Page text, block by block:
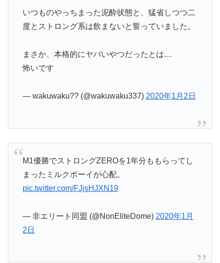
いつものやっちまった泥酔状態と、猛省しつつ二
度とストロング系は飲まないと誓っていました。
まさか、本格的にヤバいやつだったとは…
怖いです
— wakuwaku?? (@wakuwaku337) 2020年1月2日
M1優勝でストロングZEROを1年分ももらってし
まったミルクボーイが心配。
pic.twitter.com/FJjsHJXN19
— 非エリート同盟 (@NonEliteDome) 2020年1月
2日